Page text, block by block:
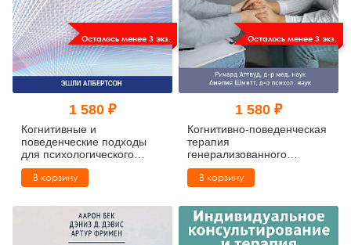
Осталось менее 3 экз.
1 580 ₽
Когнитивные и
поведенческие подходы
для психологического
консультирования
В корзину
Осталось менее 3 экз.
1 580 ₽
Когнитивно-поведенческая
терапия
генерализованного
тревожного расстройства.
Как преодолеть
неуверенность и страх
В корзину